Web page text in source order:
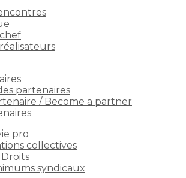
partenaires
/ Become a partner
pro
collectives
syndicaux